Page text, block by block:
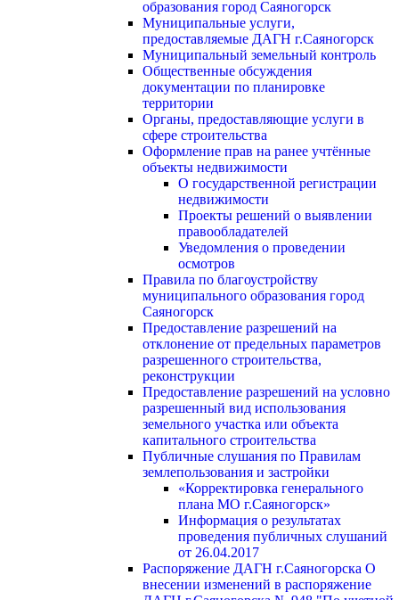
образования город Саяногорск
Муниципальные услуги,
предоставляемые ДАГН г.Саяногорск
Муниципальный земельный контроль
Общественные обсуждения
документации по планировке
территории
Органы, предоставляющие услуги в
сфере строительства
Оформление прав на ранее учтённые
объекты недвижимости
О государственной регистрации
недвижимости
Проекты решений о выявлении
правообладателей
Уведомления о проведении
осмотров
Правила по благоустройству
муниципального образования город
Саяногорск
Предоставление разрешений на
отклонение от предельных параметров
разрешенного строительства,
реконструкции
Предоставление разрешений на условно
разрешенный вид использования
земельного участка или объекта
капитального строительства
Публичные слушания по Правилам
землепользования и застройки
«Корректировка генерального
плана МО г.Саяногорск»
Информация о результатах
проведения публичных слушаний
от 26.04.2017
Распоряжение ДАГН г.Саяногорска О
внесении изменений в распоряжение